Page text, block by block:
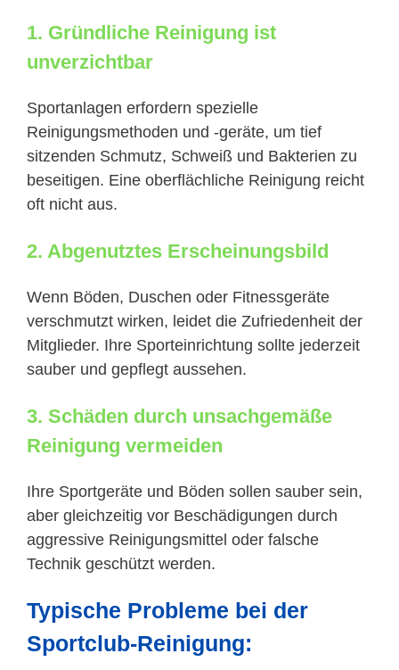
1. Gründliche Reinigung ist
unverzichtbar
Sportanlagen erfordern spezielle
Reinigungsmethoden und -geräte, um tief
sitzenden Schmutz, Schweiß und Bakterien zu
beseitigen. Eine oberflächliche Reinigung reicht
oft nicht aus.
2. Abgenutztes Erscheinungsbild
Wenn Böden, Duschen oder Fitnessgeräte
verschmutzt wirken, leidet die Zufriedenheit der
Mitglieder. Ihre Sporteinrichtung sollte jederzeit
sauber und gepflegt aussehen.
3. Schäden durch unsachgemäße
Reinigung vermeiden
Ihre Sportgeräte und Böden sollen sauber sein,
aber gleichzeitig vor Beschädigungen durch
aggressive Reinigungsmittel oder falsche
Technik geschützt werden.
Typische Probleme bei der
Sportclub-Reinigung: